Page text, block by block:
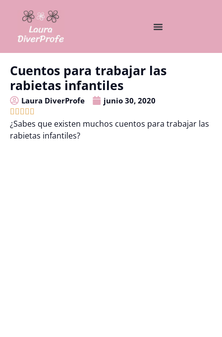
Cuentos para trabajar las
rabietas infantiles
Laura DiverProfe junio 30, 2020
    
¿Sabes que existen muchos cuentos para trabajar las
rabietas infantiles?